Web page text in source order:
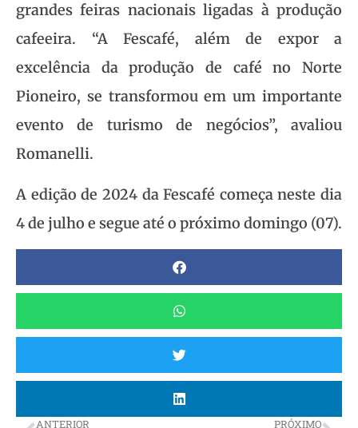
grandes feiras nacionais ligadas à produção
cafeeira. “A Fescafé, além de expor a
excelência da produção de café no Norte
Pioneiro, se transformou em um importante
evento de turismo de negócios”, avaliou
Romanelli.
A edição de 2024 da Fescafé começa neste dia
4 de julho e segue até o próximo domingo (07).
ANTERIOR PRÓXIMO